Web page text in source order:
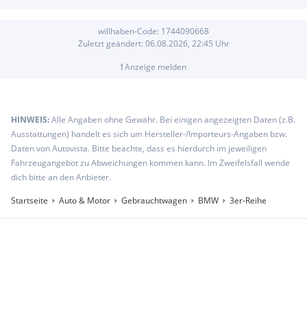
willhaben-Code: 1744090668
Zuletzt geändert: 06.08.2026, 22:45 Uhr
!Anzeige melden
HINWEIS:Alle Angaben ohne Gewähr. Bei einigen angezeigten Daten (z.B.
Ausstattungen) handelt es sich um Hersteller-/Importeurs-Angaben bzw.
Daten von Autovista. Bitte beachte, dass es hierdurch im jeweiligen
Fahrzeugangebot zu Abweichungen kommen kann. Im Zweifelsfall wende
dich bitte an den Anbieter.
Startseite
Auto & Motor Gebrauchtwagen BMW 3er-Reihe